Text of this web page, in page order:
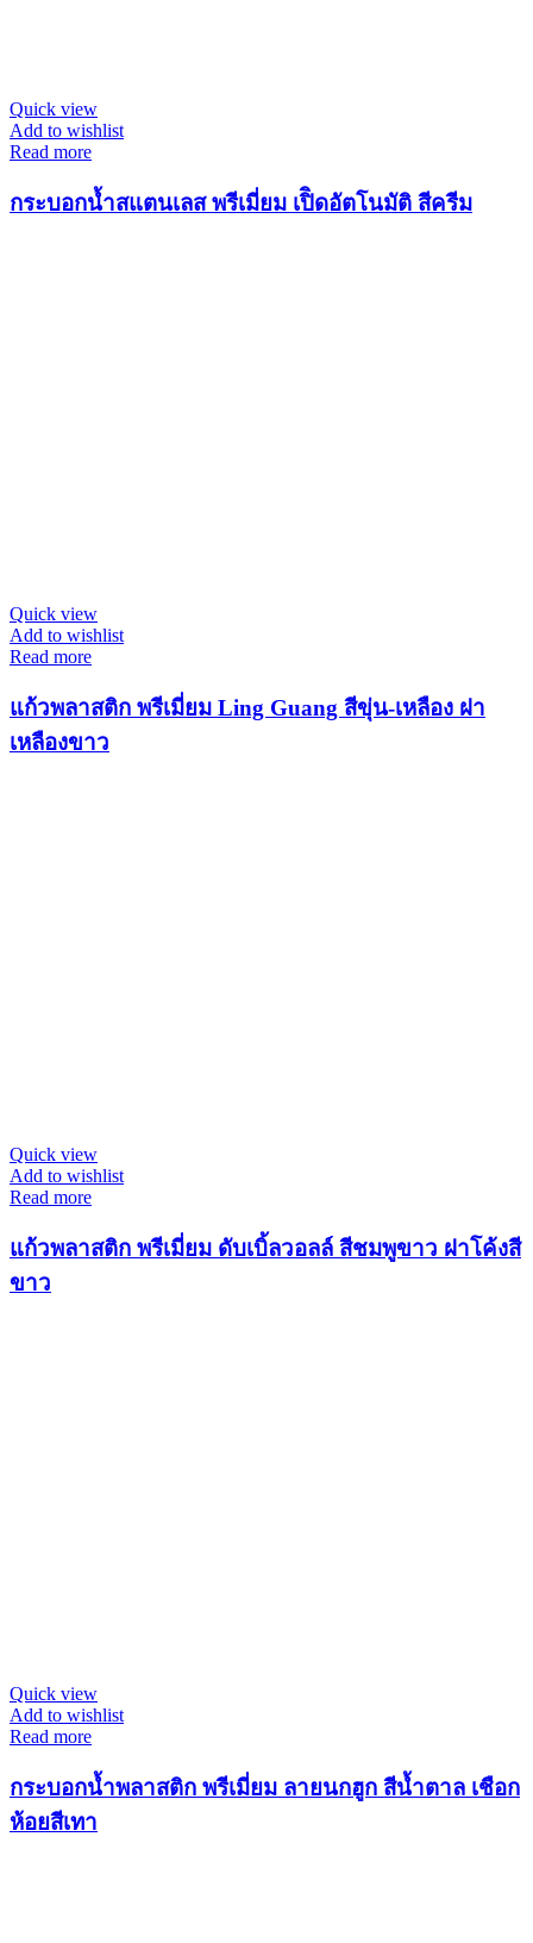
Quick view
Add to wishlist
Read more
กระบอกน้ำสแตนเลส พรีเมี่ยม เปิิดอัตโนมัติ สีครีม
Quick view
Add to wishlist
Read more
แก้วพลาสติก พรีเมี่ยม Ling Guang สีขุ่น-เหลือง ฝา
เหลืองขาว
Quick view
Add to wishlist
Read more
แก้วพลาสติก พรีเมี่ยม ดับเบิ้ลวอลล์ สีชมพูขาว ฝาโค้งสี
ขาว
Quick view
Add to wishlist
Read more
กระบอกน้ำพลาสติก พรีเมี่ยม ลายนกฮูก สีน้ำตาล เชือก
ห้อยสีเทา